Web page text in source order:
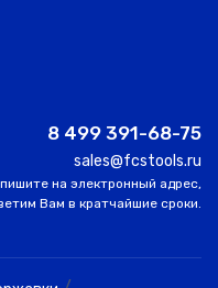
8 499 391-68-75
sales@fcstools.ru
на электронный адрес,
Вам в кратчайшие сроки.